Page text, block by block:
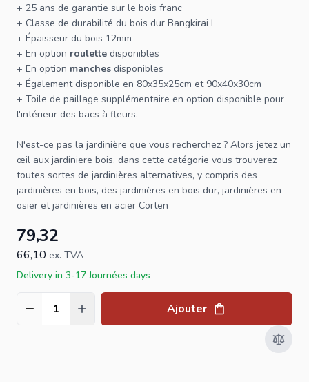
+ 25 ans de garantie sur le bois franc
+ Classe de durabilité du bois dur Bangkirai I
+ Épaisseur du bois 12mm
+ En option roulette disponibles
+ En option manches disponibles
+ Également disponible en 80x35x25cm et 90x40x30cm
+ Toile de paillage supplémentaire en option disponible pour
l'intérieur des bacs à fleurs.
N'est-ce pas la jardinière que vous recherchez ? Alors jetez un
œil aux jardiniere bois, dans cette catégorie vous trouverez
toutes sortes de jardinières alternatives, y compris des
jardinières en bois, des jardinières en bois dur, jardinières en
osier et jardinières en acier Corten
79,32
66,10 ex. TVA
Delivery in 3-17 Journées days
Quantité Ajouter